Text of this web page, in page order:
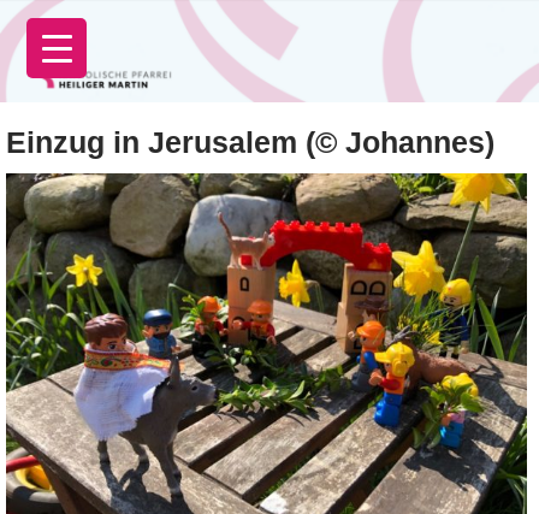
Zum
Inhalt
springen
Einzug in Jerusalem (© Johannes)